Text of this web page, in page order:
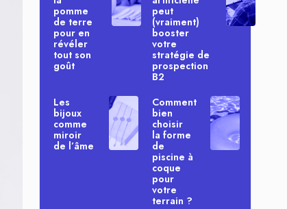
pomme
de terre
pour en
révéler
tout son
goût
peut
(vraiment)
booster
votre
stratégie de
prospection
B2
Les
bijoux
comme
miroir
de l’âme
Comment
bien
choisir
la forme
de
piscine à
coque
pour
votre
terrain ?